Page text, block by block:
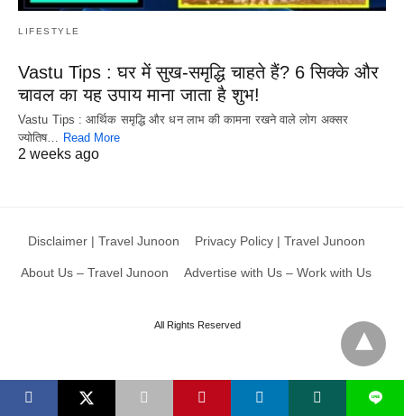
LIFESTYLE
Vastu Tips : घर में सुख-समृद्धि चाहते हैं? 6 सिक्के और
चावल का यह उपाय माना जाता है शुभ!
Vastu Tips : आर्थिक समृद्धि और धन लाभ की कामना रखने वाले लोग अक्सर
ज्योतिष…
Read More
2 weeks ago
Disclaimer | Travel Junoon Privacy Policy | Travel Junoon
About Us – Travel Junoon Advertise with Us – Work with Us
All Rights Reserved
L